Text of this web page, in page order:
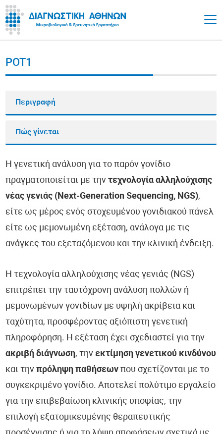
POT1
Περιγραφή
Πώς γίνεται
Η γενετική ανάλυση για το παρόν γονίδιο
πραγματοποιείται με τηντεχνολογία αλληλούχισης
νέας γενιάς (Next-Generation Sequencing, NGS),
είτε ως μέρος ενός στοχευμένου γονιδιακού πάνελ
είτε ως μεμονωμένη εξέταση, ανάλογα με τις
ανάγκες του εξεταζόμενου και την κλινική ένδειξη.
Η τεχνολογία αλληλούχισης νέας γενιάς (NGS)
επιτρέπει την ταυτόχρονη ανάλυση πολλών ή
μεμονωμένων γονιδίων με υψηλή ακρίβεια και
ταχύτητα, προσφέροντας αξιόπιστη γενετική
πληροφόρηση. Η εξέταση έχει σχεδιαστεί για την
ακριβή διάγνωση, τηνεκτίμηση γενετικού κινδύνου
και τηνπρόληψη παθήσεων που σχετίζονται με το
συγκεκριμένο γονίδιο. Αποτελεί πολύτιμο εργαλείο
για την επιβεβαίωση κλινικής υποψίας, την
επιλογή εξατομικευμένης θεραπευτικής